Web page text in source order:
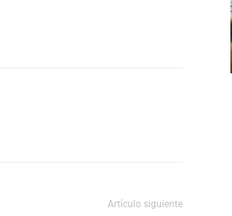
Artículo siguiente